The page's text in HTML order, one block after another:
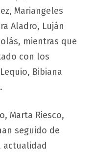
Mariangeles
Aladro, Luján
mientras que
con los
Bibiana
Marta Riesco,
seguido de
actualidad